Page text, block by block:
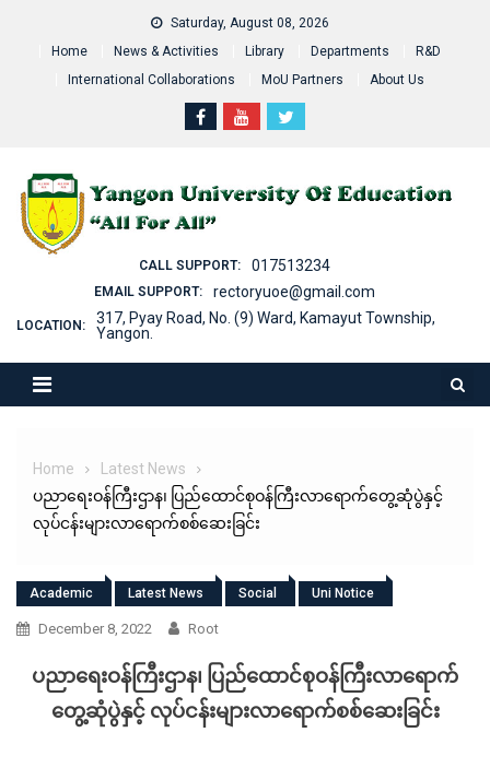
Saturday, August 08, 2026
Home
News & Activities Library Departments
R&D
International Collaborations
MoU Partners About Us
CALL SUPPORT: 017513234
EMAIL SUPPORT: rectoryuoe@gmail.com
LOCATION:
317, Pyay Road, No. (9) Ward, Kamayut Township,
Yangon.
Home
Latest News
ပညာရေးဝန်ကြီးဌာန၊ ပြည်ထောင်စုဝန်ကြီးလာရောက်တွေ့ဆုံပွဲနှင့်
လုပ်ငန်းများလာရောက်စစ်ဆေးခြင်း
Academic Latest News Social Uni Notice
December 8, 2022 Root
ပညာရေးဝန်ကြီးဌာန၊ ပြည်ထောင်စုဝန်ကြီးလာရောက်
တွေ့ဆုံပွဲနှင့် လုပ်ငန်းများလာရောက်စစ်ဆေးခြင်း